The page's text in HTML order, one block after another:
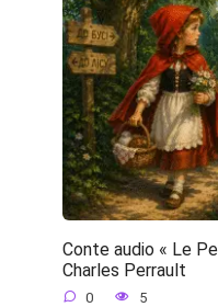
Conte audio « Le
Charles Perrault
0 5